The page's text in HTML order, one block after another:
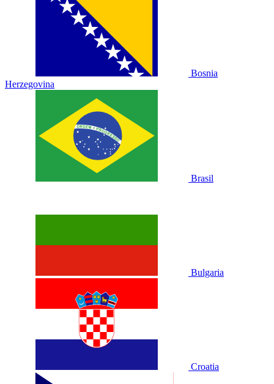
Bosnia
Herzegovina
Brasil
Bulgaria
Croatia